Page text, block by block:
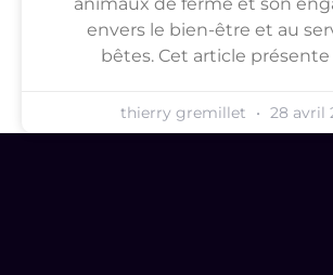
envers le bien-être et au
bêtes. Cet article présente
thierry gremillet 28 avril